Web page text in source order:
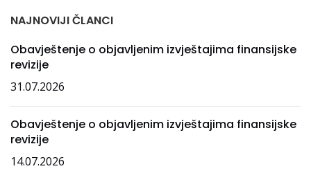
NAJNOVIJI ČLANCI
Obavještenje o objavljenim izvještajima finansijske
revizije
31.07.2026
Obavještenje o objavljenim izvještajima finansijske
revizije
14.07.2026